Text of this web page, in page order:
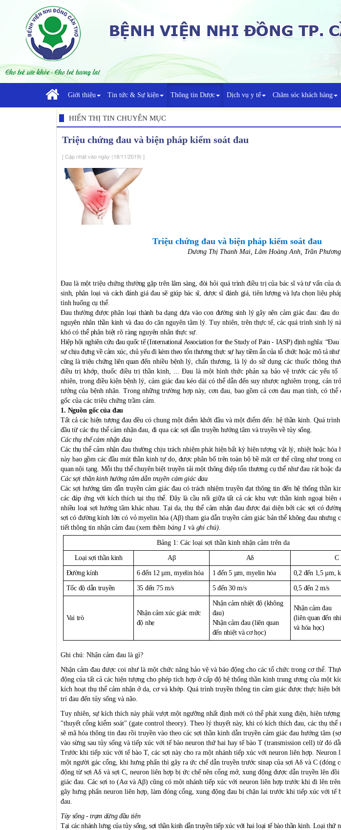
Giới thiệu Tin tức & Sự kiện Thông tin Dược Dịch vụ y tế Chăm sóc khách hàng
HIỂN THỊ TIN CHUYÊN MỤC
Triệu chứng đau và biện pháp kiểm soát đau
[ Cập nhật vào ngày (18/11/2019) ]
Triệu chứng đau và biện pháp kiểm soát đau
Dương Thị Thanh Mai, Lâm Hoàng Anh, Trần
Đau là một triệu chứng thường gặp trên lâm sàng, đòi hỏi quá trình điều trị của bác sĩ và tư vấn của
sinh, phân loại và cách đánh giá đau sẽ giúp bác sĩ, dược sĩ đánh giá, tiên lượng và lựa chọn liệu
tình huống cụ thể.
Đau thường được phân loại thành ba dạng dựa vào con đường sinh lý gây nên cảm giác đau: đau
nguyên nhân thần kinh và đau do căn nguyên tâm lý. Tuy nhiên, trên thực tế, các quá trình sinh lý
khó có thể phân biệt rõ ràng nguyên nhân thực sự.
Hiệp hội nghiên cứu đau quốc tế (International Association for the Study of Pain - IASP) định nghĩa:
sự chịu đựng về cảm xúc, chủ yếu đi kèm theo tổn thương thực sự hay tiềm ẩn của tổ chức hoặc mô tả
cũng là triệu chứng liên quan đến nhiều bệnh lý, chấn thương, là lý do sử dụng các thuốc thông
điều trị khớp, thuốc điều trị thần kinh, ... Đau là một hình thức phản xạ bảo vệ trước các yếu tố
nhiên, trong điều kiện bệnh lý, cảm giác đau kéo dài có thể dẫn đến suy nhược nghiêm trọng, cản
tưởng của bệnh nhân. Trong những trường hợp này, cơn đau, bao gồm cả cơn đau mạn tính, có thể
gốc của các triệu chứng trầm cảm.
1. Nguồn gốc của đau
Tất cả các hiện tượng đau đều có chung một điểm khởi đầu và một điểm đến: hệ thần kinh. Quá
đầu từ các thụ thể cảm nhận đau, đi qua các sợi dẫn truyền hướng tâm và truyền về tủy sống.
Các thụ thể cảm nhận đau
Các thụ thể cảm nhận đau thường chịu trách nhiệm phát hiện bất kỳ hiện tượng vật lý, nhiệt hoặc hóa
này bao gồm các đầu mút thần kinh tự do, được phân bố trên toàn bộ bề mặt cơ thể cũng như trong
quan nội tạng. Mỗi thụ thể chuyên biệt truyền tải một thông điệp tổn thương cụ thể như đau rát hoặc
Các sợi thần kinh hướng tâm dẫn truyền cảm giác đau
Các sợi hướng tâm dẫn truyền cảm giác đau có trách nhiệm truyền đạt thông tin đến hệ thống thần
các đáp ứng với kích thích tại thụ thể. Đây là cầu nối giữa tất cả các khu vực thần kinh ngoại biên
nhiều loại sợi hướng tâm khác nhau. Tại da, thụ thể cảm nhận đau được đại diện bởi các sợi có
sợi có đường kính lớn có vỏ myelin hóa (Aβ) tham gia dẫn truyền cảm giác bản thể không đau nhưng
tiết thông tin nhận cảm đau (xem thêm bảng 1 và ghi chú).
Bảng 1: Các loại sợi thần kinh nhận cảm trên da
Loại sợi thần kinh Aβ Aδ C
Đường kính 6 đến 12 µm, myelin hóa 1 đến 5 µm, myelin hóa 0,2 đến 1,5 µm,
Tốc độ dẫn truyền 35 đến 75 m/s 5 đến 30 m/s 0,5 đến 2 m/s
Vai trò
Nhận cảm xúc giác mức
độ nhẹ
Nhận cảm nhiệt độ (không
đau)
Nhận cảm đau (liên quan
đến nhiệt và cơ học)
Nhận cảm đau
(liên quan đến
và hóa học)
Ghi chú: Nhận cảm đau là gì?
Nhận cảm đau được coi như là một chức năng bảo vệ và báo động cho các tổ chức trong cơ thể.
động của tất cả các hiện tượng cho phép tích hợp ở cấp độ hệ thống thần kinh trung ương của một
kích hoạt thụ thể cảm nhận ở da, cơ và khớp. Quá trình truyền thông tin cảm giác được thực hiện
trí đau đến tủy sống và não.
Tuy nhiên, sự kích thích này phải vượt một ngưỡng nhất định mới có thể phát xung điện, hiện
"thuyết cổng kiểm soát" (gate control theory). Theo lý thuyết này, khi có kích thích đau, các thụ thể
sẽ mã hóa thông tin đau rồi truyền vào theo các sợi thần kinh dẫn truyền cảm giác đau hướng tâm
vào sừng sau tủy sống và tiếp xúc với tế bào neuron thứ hai hay tế bào T (transmission cell) từ đó
Trước khi tiếp xúc với tế bào T, các sợi này cho ra một nhánh tiếp xúc với neuron liên hợp. Neuron
một người gác cổng, khi hưng phấn thì gây ra ức chế dẫn truyền trước sinap của sợi Aδ và C (đóng
động từ sợi Aδ và sợi C, neuron liên hợp bị ức chế nên cổng mở, xung động được dẫn truyền lên
giác đau. Các sợi to (Aα và Aβ) cũng có một nhánh tiếp xúc với neuron liên hợp trước khi đi lên
gây hưng phấn neuron liên hợp, làm đóng cổng, xung động đau bị chặn lại trước khi tiếp xúc với tế
đau.
Tủy sống - trạm dừng đầu tiên
Tại các nhánh lưng của tủy sống, sợi thần kinh dẫn truyền tiếp xúc với hai loại tế bào thần kinh. Loại thứ